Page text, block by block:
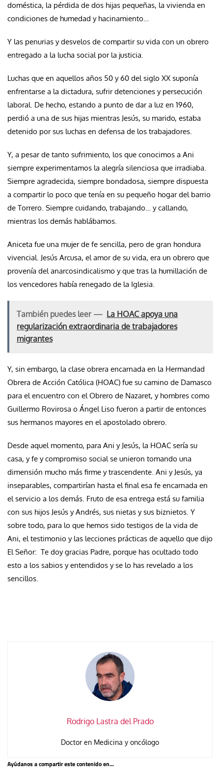
doméstica, la pérdida de dos hijas pequeñas, la vivienda en
condiciones de humedad y hacinamiento…
Y las penurias y desvelos de compartir su vida con un obrero
entregado a la lucha social por la justicia.
Luchas que en aquellos años 50 y 60 del siglo XX suponía
enfrentarse a la dictadura, sufrir detenciones y persecución
laboral. De hecho, estando a punto de dar a luz en 1960,
perdió a una de sus hijas mientras Jesús, su marido, estaba
detenido por sus luchas en defensa de los trabajadores.
Y, a pesar de tanto sufrimiento, los que conocimos a Ani
siempre experimentamos la alegría silenciosa que irradiaba.
Siempre agradecida, siempre bondadosa, siempre dispuesta
a compartir lo poco que tenía en su pequeño hogar del barrio
de Torrero. Siempre cuidando, trabajando… y callando,
mientras los demás hablábamos.
Aniceta fue una mujer de fe sencilla, pero de gran hondura
vivencial. Jesús Arcusa, el amor de su vida, era un obrero que
provenía del anarcosindicalismo y que tras la humillación de
los vencedores había renegado de la Iglesia.
También puedes leer — La HOAC apoya una
regularización extraordinaria de trabajadores
migrantes
Y, sin embargo, la clase obrera encarnada en la Hermandad
Obrera de Acción Católica (HOAC) fue su camino de Damasco
para el encuentro con el Obrero de Nazaret, y hombres como
Guillermo Rovirosa o Ángel Liso fueron a partir de entonces
sus hermanos mayores en el apostolado obrero.
Desde aquel momento, para Ani y Jesús, la HOAC sería su
casa, y fe y compromiso social se unieron tomando una
dimensión mucho más firme y trascendente. Ani y Jesús, ya
inseparables, compartirían hasta el final esa fe encarnada en
el servicio a los demás. Fruto de esa entrega está su familia
con sus hijos Jesús y Andrés, sus nietas y sus biznietos. Y
sobre todo, para lo que hemos sido testigos de la vida de
Ani, el testimonio y las lecciones prácticas de aquello que dijo
El Señor: Te doy gracias Padre, porque has ocultado todo
esto a los sabios y entendidos y se lo has revelado a los
sencillos.
Rodrigo Lastra del Prado
Doctor en Medicina y oncólogo
Ayúdanos a compartir este contenido en...